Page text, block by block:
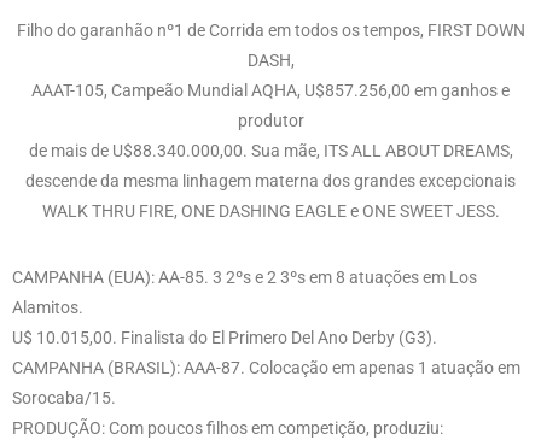
Filho do garanhão nº1 de Corrida em todos os tempos, FIRST DOWN
DASH,
AAAT-105, Campeão Mundial AQHA, U$857.256,00 em ganhos e
produtor
de mais de U$88.340.000,00. Sua mãe, ITS ALL ABOUT DREAMS,
descende da mesma linhagem materna dos grandes excepcionais
WALK THRU FIRE, ONE DASHING EAGLE e ONE SWEET JESS.
CAMPANHA (EUA): AA-85. 3 2ºs e 2 3ºs em 8 atuações em Los
Alamitos.
U$ 10.015,00. Finalista do El Primero Del Ano Derby (G3).
CAMPANHA (BRASIL): AAA-87. Colocação em apenas 1 atuação em
Sorocaba/15.
PRODUÇÃO: Com poucos filhos em competição, produziu: